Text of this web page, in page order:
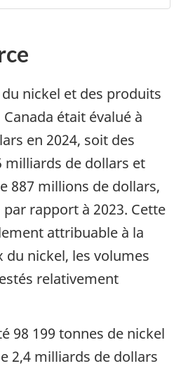
nickel et des produits
était évalué à
en 2024, soit des
milliards de dollars et
887 millions de dollars,
par rapport à 2023. Cette
attribuable à la
nickel, les volumes
relativement
98 199 tonnes de nickel
2,4 milliards de dollars